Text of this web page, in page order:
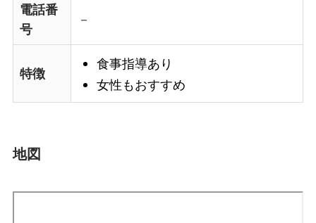
電話番
号
－
特徴
食事指導あり
女性もおすすめ
地図